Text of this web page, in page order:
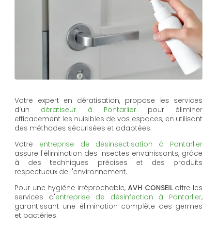
Votre expert en dératisation, propose les services
d'un dératiseur à Pontarlier pour éliminer
efficacement les nuisibles de vos espaces, en utilisant
des méthodes sécurisées et adaptées.
Votre entreprise de désinsectisation à Pontarlier
assure l'élimination des insectes envahissants, grâce
à des techniques précises et des produits
respectueux de l'environnement.
Pour une hygiène irréprochable, AVH CONSEILoffre les
services d'entreprise de désinfection à Pontarlier,
garantissant une élimination complète des germes
et bactéries.